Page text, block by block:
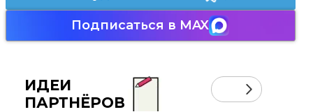
Подписаться в MAX
ИДЕИ
ПАРТНЁРОВ